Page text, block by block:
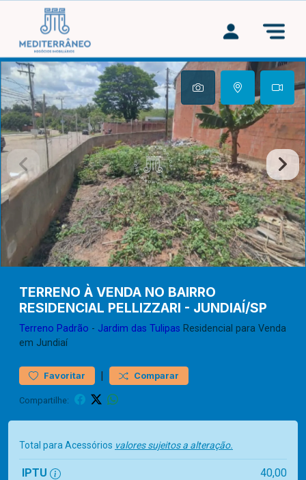
TERRENO À VENDA NO BAIRRO
RESIDENCIAL PELLIZZARI - JUNDIAÍ/SP
Terreno Padrão - Jardim das Tulipas Residencial para Venda
em Jundiaí
Favoritar | Comparar
Compartilhe:
Total para Acessórios valores sujeitos a alteração.
IPTU
40,00